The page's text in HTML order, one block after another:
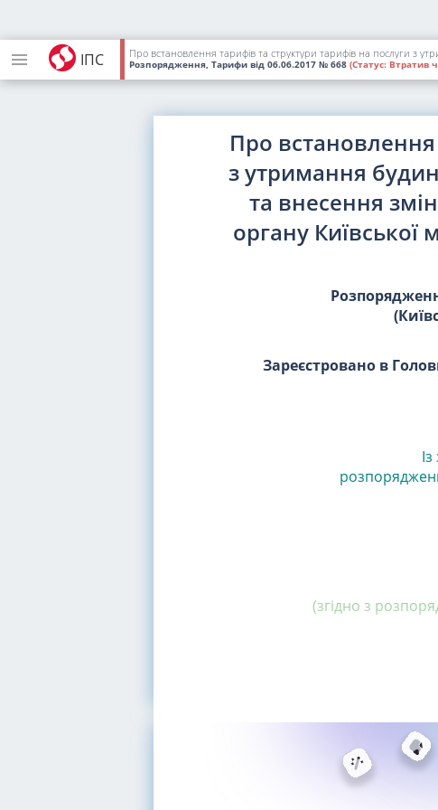
ІПС Розпорядження, Тарифи від 06.06.2017 № 668 (Статус: Втратив
Про встановлення
з утримання
та внесення
органу Київської
Зареєстровано в
(згідно з